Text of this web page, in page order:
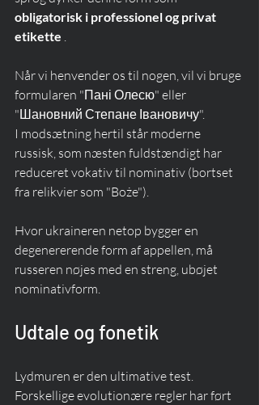
obligatorisk i professionel og privat
etikette
Når vi henvender os til nogen, vil vi bruge
formularen "Пані Олесю" eller
"Шановний Степане Івановичу".
I modsætning hertil står moderne
russisk, som næsten fuldstændigt har
reduceret vokativ til nominativ (bortset
fra relikvier som "Boże").
Hvor ukraineren netop bygger en
degenererende form af appellen, må
russeren nøjes med en streng, ubøjet
nominativform.
Udtale og fonetik
Lydmuren er den ultimative test.
Forskellige evolutionære regler har ført